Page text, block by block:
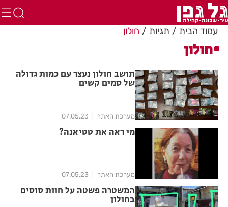
עמוד הבית תגיות חולון
חולון
תושב חולון נעצר עם כמות גדולה
של סמים קשים
מערכת האתר 07.05.23
מי ראה את טטיאנה?
מערכת האתר 07.05.23
המשטרה פשטה על חוות סוסים
בחולון